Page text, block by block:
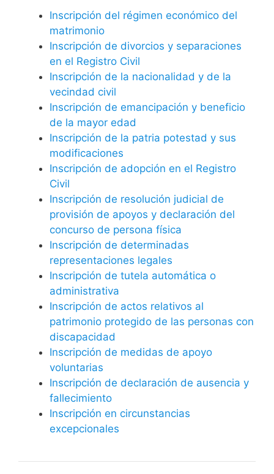
Inscripción del régimen económico del
matrimonio
Inscripción de divorcios y separaciones
en el Registro Civil
Inscripción de la nacionalidad y de la
vecindad civil
Inscripción de emancipación y beneficio
de la mayor edad
Inscripción de la patria potestad y sus
modificaciones
Inscripción de adopción en el Registro
Civil
Inscripción de resolución judicial de
provisión de apoyos y declaración del
concurso de persona física
Inscripción de determinadas
representaciones legales
Inscripción de tutela automática o
administrativa
Inscripción de actos relativos al
patrimonio protegido de las personas con
discapacidad
Inscripción de medidas de apoyo
voluntarias
Inscripción de declaración de ausencia y
fallecimiento
Inscripción en circunstancias
excepcionales